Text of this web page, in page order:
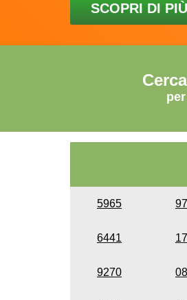
SCOPRI DI PIÙ
5965
6441
9270